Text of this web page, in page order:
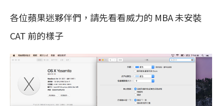
各位蘋果迷夥伴們，請先看看威力的 MBA 未安裝
CAT 前的樣子